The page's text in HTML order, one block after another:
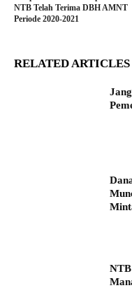
NTB Telah Terima DBH AMNT
Periode 2020-2021
RELATED ARTICLES